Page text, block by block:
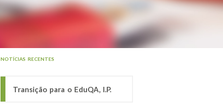
NOTÍCIAS RECENTES
Transição para o EduQA, I.P.